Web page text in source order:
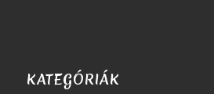
KATEGÓRIÁK